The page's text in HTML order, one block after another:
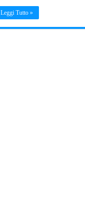
Leggi Tutto »